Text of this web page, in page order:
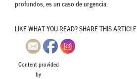
profundos, es un caso de urgencia.
LIKE WHAT YOU READ? SHARE THIS ARTICLE
Content provided
by